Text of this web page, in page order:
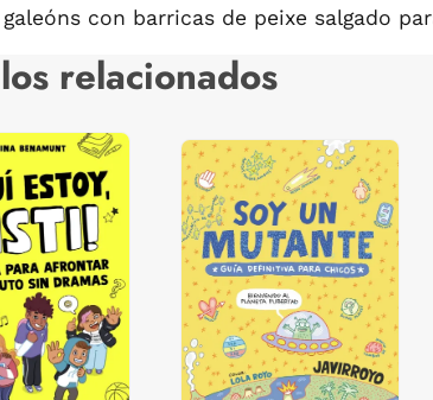
con barricas de peixe salgado
relacionados